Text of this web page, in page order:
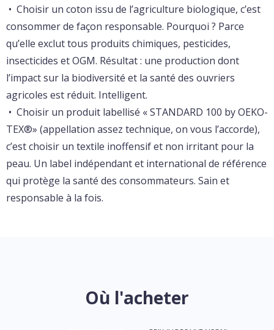
• Choisir un coton issu de l’agriculture biologique, c’est
consommer de façon responsable. Pourquoi ? Parce
qu’elle exclut tous produits chimiques, pesticides,
insecticides et OGM. Résultat : une production dont
l’impact sur la biodiversité et la santé des ouvriers
agricoles est réduit. Intelligent.
• Choisir un produit labellisé « STANDARD 100 by OEKO-
TEX®» (appellation assez technique, on vous l’accorde),
c’est choisir un textile inoffensif et non irritant pour la
peau. Un label indépendant et international de référence
qui protège la santé des consommateurs. Sain et
responsable à la fois.
Où l'acheter